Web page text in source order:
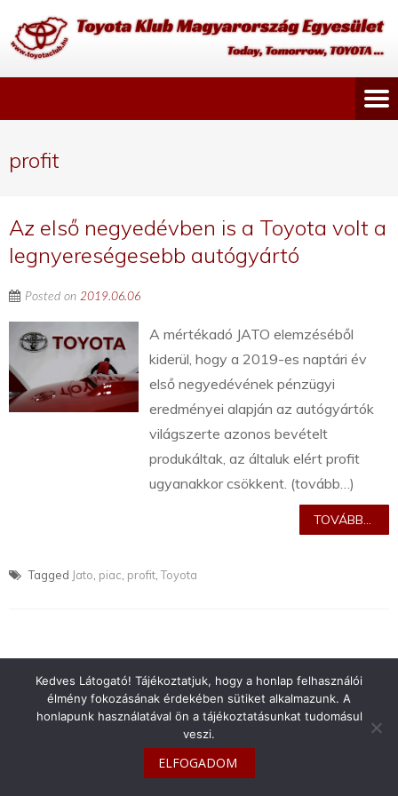
profit
Az első negyedévben is a Toyota volt a
legnyereségesebb autógyártó
Posted on 2019.06.06
A mértékadó JATO elemzéséből
kiderül, hogy a 2019-es naptári év
első negyedévének pénzügyi
eredményei alapján az autógyártók
világszerte azonos bevételt
produkáltak, az általuk elért profit
ugyanakkor csökkent. (tovább…)
TOVÁBB...
Tagged Jato piac profit ,Toyota
info@toyotaclub.hu
Copyright © 2026Toyota Klub Magyarország
Kedves Látogató! Tájékoztatjuk, hogy a honlap felhasználói
élmény fokozásának érdekében sütiket alkalmazunk. A
honlapunk használatával ön a tájékoztatásunkat tudomásul
veszi.
ELFOGADOM